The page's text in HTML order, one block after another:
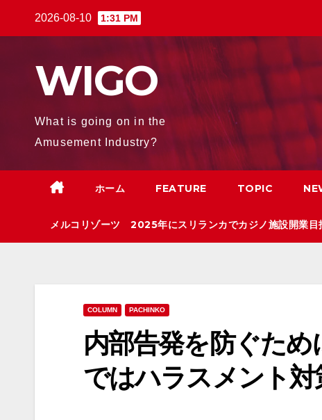
2026-08-10 1:31 PM
WIGO
What is going on in the
Amusement Industry?
ホーム FEATURE TOPIC
メルコリゾーツ 2025年にスリランカでカジノ施設開業目
COLUMN PACHINKO
内部告発を防ぐた
ではハラスメント対